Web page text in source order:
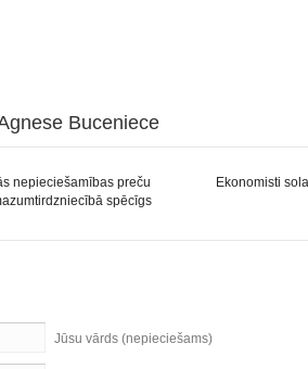
Buceniece
nepieciešamības preču
spēcīgs
Ekonomisti
Jūsu vārds (nepieciešams)